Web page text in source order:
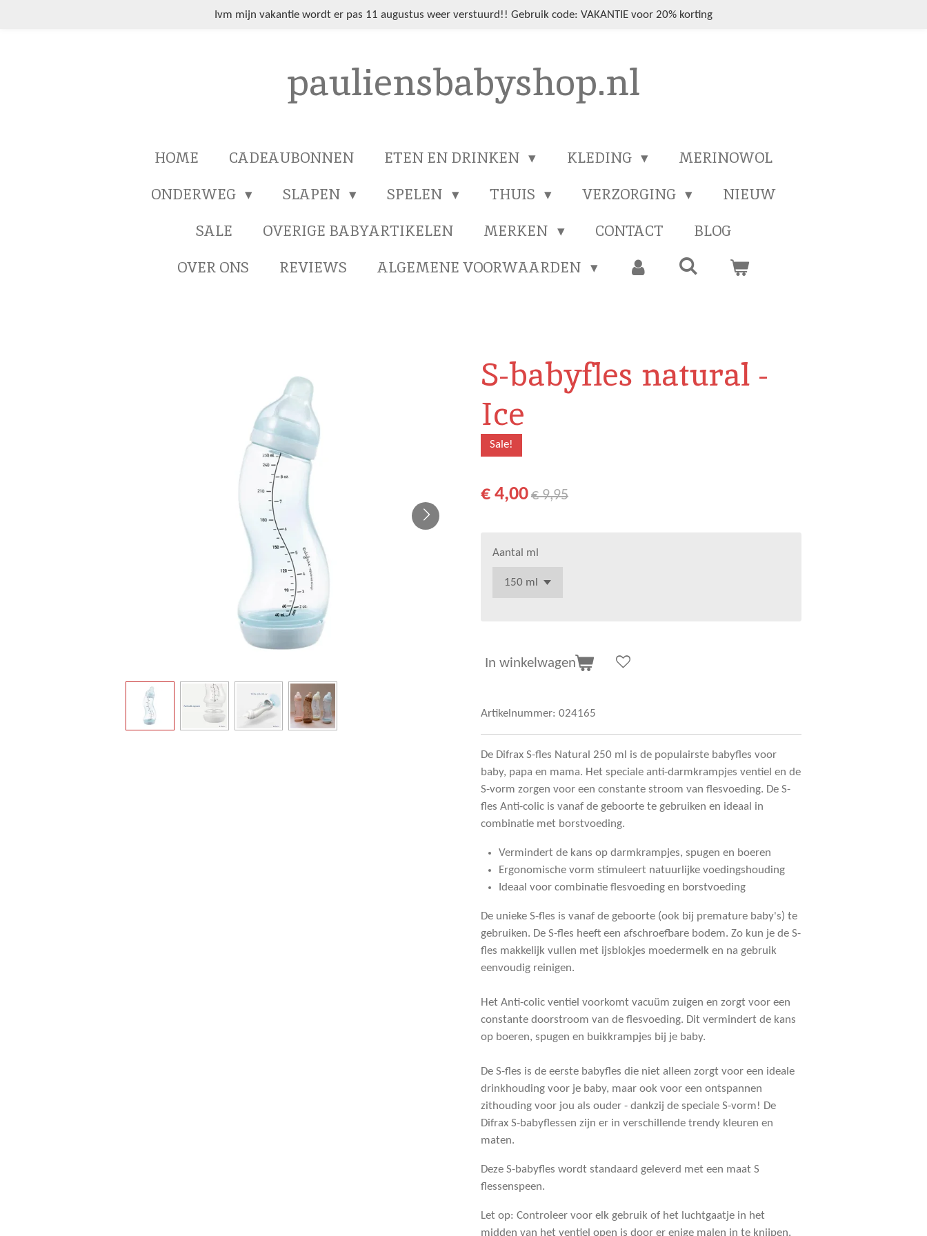
Ivm mijn vakantie wordt er pas 11 augustus weer verstuurd!! Gebruik code: VAKANTIE voor 20% korting
pauliensbabyshop.nl
HOME CADEAUBONNEN ETEN EN DRINKEN KLEDING
MERINOWOL
ONDERWEG
SLAPEN SPELEN THUIS VERZORGING
NIEUW
SALE
OVERIGE BABYARTIKELEN MERKEN CONTACT
BLOG
OVER ONS
REVIEWS ALGEMENE VOORWAARDEN
S-babyfles natural -
Ice
Sale!
€ 4,00€ 9,95
Aantal ml
In winkelwagen
Artikelnummer: 024165
De Difrax S-fles Natural 250 ml is de populairste babyfles voor
baby, papa en mama. Het speciale anti-darmkrampjes ventiel en de
S-vorm zorgen voor een constante stroom van flesvoeding. De S-
fles Anti-colic is vanaf de geboorte te gebruiken en ideaal in
combinatie met borstvoeding.
Vermindert de kans op darmkrampjes, spugen en boeren
Ergonomische vorm stimuleert natuurlijke voedingshouding
Ideaal voor combinatie flesvoeding en borstvoeding
De unieke S-fles is vanaf de geboorte (ook bij premature baby's) te
gebruiken. De S-fles heeft een afschroefbare bodem. Zo kun je de S-
fles makkelijk vullen met ijsblokjes moedermelk en na gebruik
eenvoudig reinigen.
Het Anti-colic ventiel voorkomt vacuüm zuigen en zorgt voor een
constante doorstroom van de flesvoeding. Dit vermindert de kans
op boeren, spugen en buikkrampjes bij je baby.
De S-fles is de eerste babyfles die niet alleen zorgt voor een ideale
drinkhouding voor je baby, maar ook voor een ontspannen
zithouding voor jou als ouder - dankzij de speciale S-vorm! De
Difrax S-babyflessen zijn er in verschillende trendy kleuren en
maten.
Deze S-babyfles wordt standaard geleverd met een maat S
flessenspeen.
Let op: Controleer voor elk gebruik of het luchtgaatje in het
midden van het ventiel open is door er enige malen in te knijpen.